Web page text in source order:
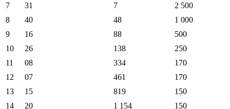
7
31 7
2 500
8
40 48
1 000
9
16 88
500
10
26 138
250
11
08 334
170
12
07 461
170
13
15 819
150
14
20 1 154
150